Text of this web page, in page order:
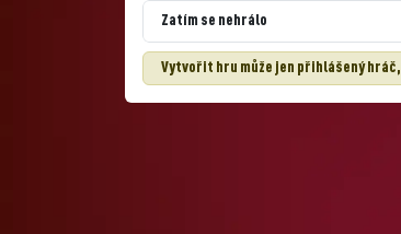
Zatím se nehrálo
Vytvořit hru může jen přihlášený hráč,